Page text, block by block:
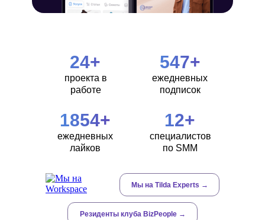
24+
проекта в
работе
547+
ежедневных
подписок
1854+
ежедневных
лайков
12+
специалистов
по SMM
Резиденты клуба BizPeople →
Мы на Tilda Experts →